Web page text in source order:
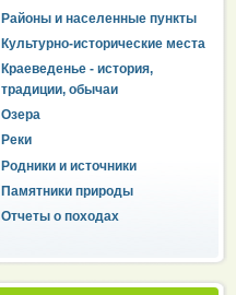
Районы и населенные пункты
Культурно-исторические места
Краеведенье - история,
традиции, обычаи
Озера
Реки
Родники и источники
Памятники природы
Отчеты о походах